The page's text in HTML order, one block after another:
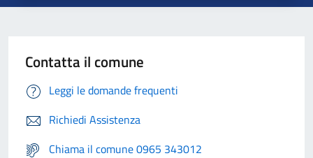
Contatta il comune
Leggi le domande frequenti
Richiedi Assistenza
Chiama il comune 0965 343012